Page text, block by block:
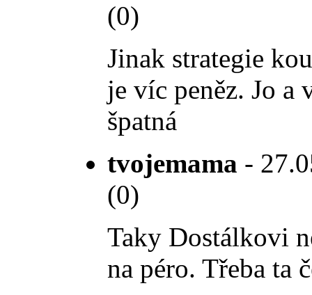
(0)
Jinak strategie
je víc peněz. Jo a
špatná
tvojemama -
(0)
Taky Dostálkovi
na péro. Třeba ta